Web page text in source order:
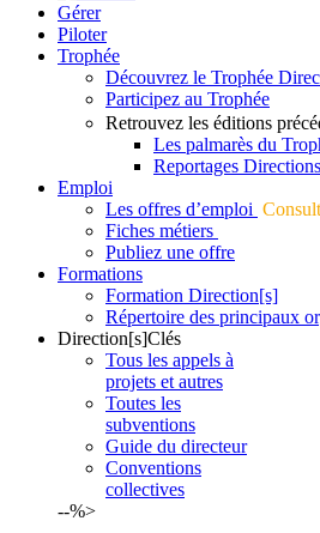
Gérer
Piloter
Trophée
Découvrez le Trophée
Participez au Trophée
Retrouvez les éditions
Les palmarès du
Reportages
Emploi
Les offres d’emploi
Fiches métiers
Publiez une offre
Formations
Formation Direction[s]
Répertoire des principaux
Direction[s]Clés
Tous les appels à
projets et autres
Toutes les
subventions
Guide du directeur
Conventions
collectives
--%>